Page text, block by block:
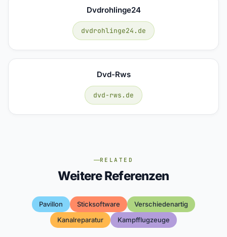
Dvdrohlinge24
dvdrohlinge24.de
Dvd-Rws
dvd-rws.de
RELATED
Weitere Referenzen
Pavillon Sticksoftware
Verschiedenartig
Kanalreparatur
Kampfflugzeuge